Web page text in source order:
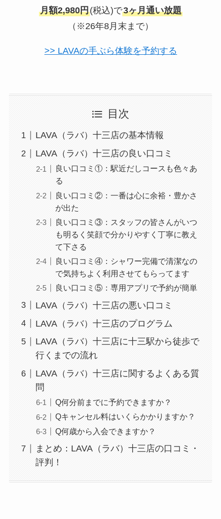
月額2,980円(税込)で3ヶ月通い放題
（※26年8月末まで）
>> LAVAの手ぶら体験を予約する
目次
LAVA（ラバ）十三店の基本情報
LAVA（ラバ）十三店の良い口コミ
良い口コミ①：駅近だしコースも色々あ
る
良い口コミ②：一番は心に余裕・豊かさ
が出た
良い口コミ③：スタッフの皆さんがいつ
も明るく笑顔で分かりやすく丁寧に教え
て下さる
良い口コミ④：シャワー完備で清潔なの
で気持ちよく利用させてもらってます
良い口コミ⑤：専用アプリで予約が簡単
LAVA（ラバ）十三店の悪い口コミ
LAVA（ラバ）十三店のプログラム
LAVA（ラバ）十三店に十三駅から徒歩で
行くまでの流れ
LAVA（ラバ）十三店に関するよくある質
問
Q何分前までに予約できますか？
Qキャンセル料はいくらかかりますか？
Q何歳から入会できますか？
まとめ：LAVA（ラバ）十三店の口コミ・
評判！